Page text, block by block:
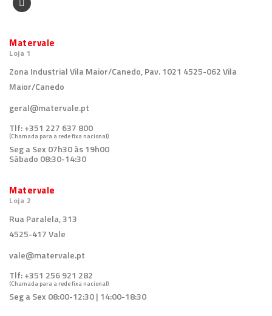
Matervale
Loja 1
Zona Industrial Vila Maior/Canedo, Pav. 1021 4525-062 Vila
Maior/Canedo
geral@matervale.pt
Tlf:+351 227 637 800
(Chamada para a rede fixa nacional)
Seg a Sex 07h30 às 19h00
Sábado 08:30-14:30
Matervale
Loja 2
Rua Paralela, 313
4525-417 Vale
vale@matervale.pt
Tlf:+351 256 921 282
(Chamada para a rede fixa nacional)
Seg a Sex 08:00-12:30 | 14:00-18:30